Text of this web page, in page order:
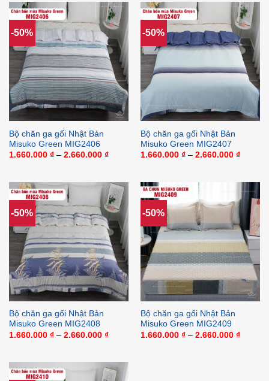
đến
2.660.000 ₫
đến
-50%
Bộ chăn ga gối Nhật Bản
Misuko Green MIG2406
1.660.000 ₫ – 2.660.000 ₫Khoảng
đến
2.660.000 ₫
-50%
Bộ chăn ga gối Nhật Bản
Misuko Green MIG2407
1.660.000 ₫ – 2.660.000 ₫Khoảng
-50%
Bộ chăn ga gối Nhật Bản
Misuko Green MIG2408
1.660.000 ₫ – 2.660.000 ₫Khoảng
đến
2.660.000 ₫
-50%
Bộ chăn ga gối Nhật Bản
Misuko Green MIG2409
1.660.000 ₫ – 2.660.000 ₫Khoảng